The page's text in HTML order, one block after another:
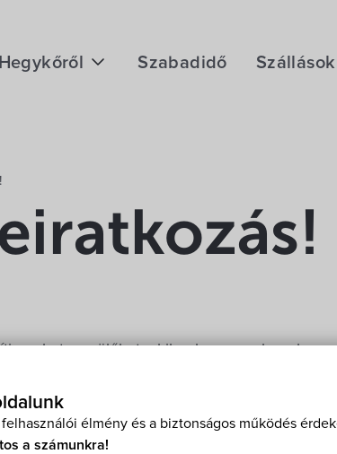
élmény és a biztonságos működés
a számunkra!
Hegykőről Szabadidő Szállások
azokat a szülőket, akiknek gyermeke a
betölti (az utóbbiak előjegyzésbe kerülnek),
évre az óvodai beiratkozás időpontja
óra,